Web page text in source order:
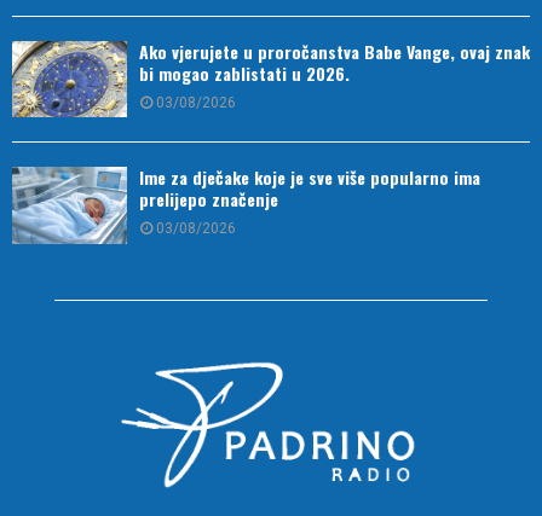
Ako vjerujete u proročanstva Babe Vange, ovaj znak
bi mogao zablistati u 2026.
03/08/2026
Ime za dječake koje je sve više popularno ima
prelijepo značenje
03/08/2026